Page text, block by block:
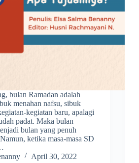
bulan Ramadan adalah
menahan nafsu, sibuk
kegiatan baru, apalagi
padat. Maka bulan
bulan yang penuh
ketika masa-masa SD
April 30, 2022